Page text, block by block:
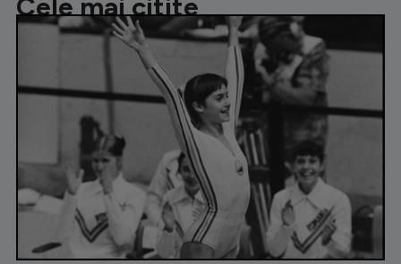
Cele mai citite